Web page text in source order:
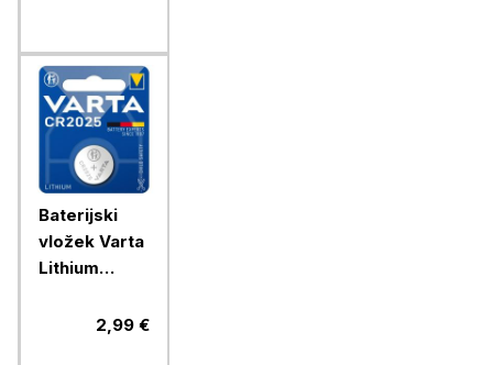
Baterijski
vložek Varta
Lithium
CR2025 1/1
2,99 €